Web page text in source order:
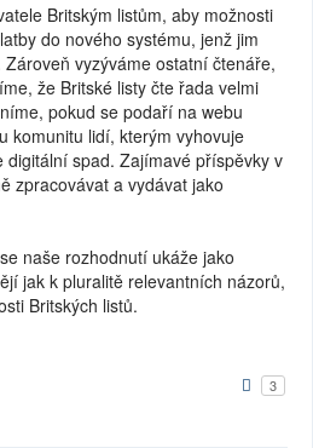
Britským listům, aby možnosti
do nového systému, jenž jim
vyzýváme ostatní čtenáře,
že Britské listy čte řada velmi
pokud se podaří na webu
komunitu lidí, kterým vyhovuje
digitální spad. Zajímavé příspěvky v
zpracovávat a vydávat jako
naše rozhodnutí ukáže jako
jak k pluralitě relevantních názorů,
Britských listů.
3